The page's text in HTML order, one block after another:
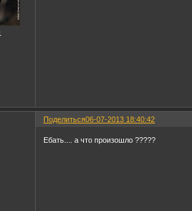
Поделиться06-07-2013 18:40:42
Ебать.... а что произошло ?????